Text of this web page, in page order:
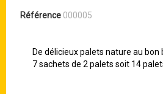
Référence 000005
De délicieux palets nature au bon
7 sachets de 2 palets soit 14